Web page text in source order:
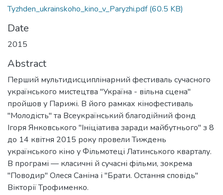
Tyzhden_ukrainskoho_kino_v_Paryzhi.pdf(60.5 KB)
Date
2015
Abstract
Перший мультидисциплінарний фестиваль сучасного
українського мистецтва "Україна - вільна сцена"
пройшов у Парижі. В його рамках кінофестиваль
"Молодість" та Всеукраїнський благодійний фонд
Ігоря Янковського "Ініціатива заради майбутнього" з 8
до 14 квітня 2015 року провели Тиждень
українського кіно у Фільмотеці Латинського кварталу.
В програмі — класичні й сучасні фільми, зокрема
"Поводир" Олеся Саніна і "Брати. Остання сповідь"
Вікторії Трофименко.